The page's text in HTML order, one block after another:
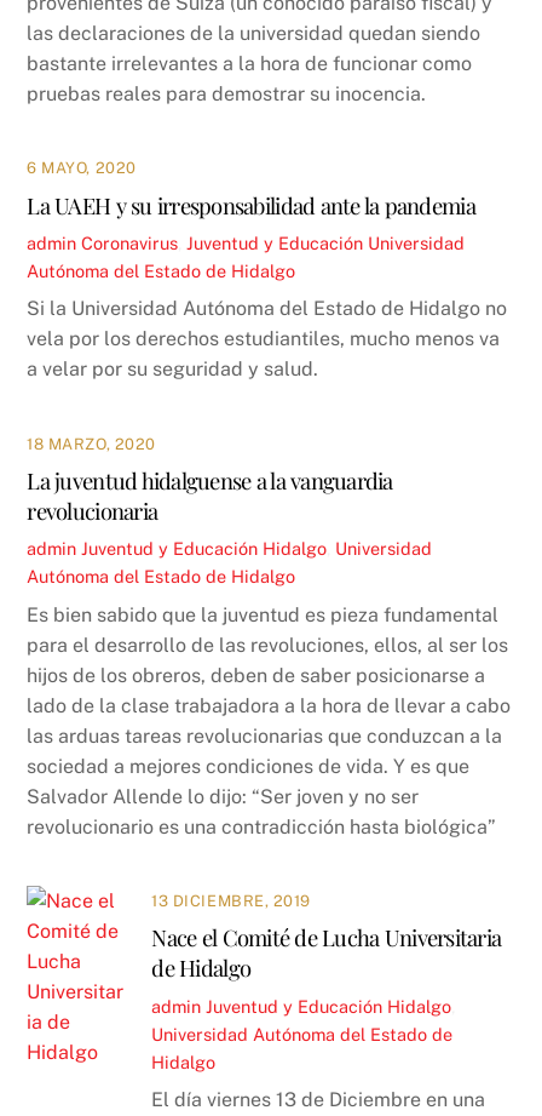
las declaraciones de la universidad quedan siendo
bastante irrelevantes a la hora de funcionar como
pruebas reales para demostrar su inocencia.
6 MAYO, 2020
La UAEH y su irresponsabilidad ante la pandemia
admin Coronavirus ,Juventud y Educación Universidad
Autónoma del Estado de Hidalgo
Si la Universidad Autónoma del Estado de Hidalgo no
vela por los derechos estudiantiles, mucho menos va
a velar por su seguridad y salud.
18 MARZO, 2020
La juventud hidalguense a la vanguardia
revolucionaria
admin Juventud y Educación Hidalgo Universidad
Autónoma del Estado de Hidalgo
Es bien sabido que la juventud es pieza fundamental
para el desarrollo de las revoluciones, ellos, al ser los
hijos de los obreros, deben de saber posicionarse a
lado de la clase trabajadora a la hora de llevar a cabo
las arduas tareas revolucionarias que conduzcan a la
sociedad a mejores condiciones de vida. Y es que
Salvador Allende lo dijo: “Ser joven y no ser
revolucionario es una contradicción hasta biológica”
13 DICIEMBRE, 2019
Nace el Comité de Lucha Universitaria
de Hidalgo
admin Juventud y Educación Hidalgo
Universidad Autónoma del Estado de
Hidalgo
El día viernes 13 de Diciembre en una